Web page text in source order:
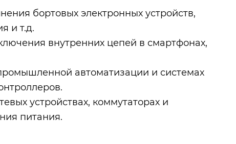
бортовых электронных устройств,
и т.д.
внутренних цепей в смартфонах,
автоматизации и системах
устройствах, коммутаторах и
питания.